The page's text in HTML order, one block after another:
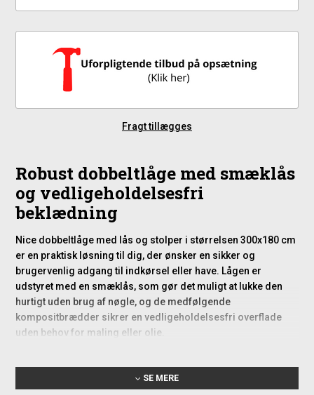
Fragt tillægges
Robust dobbeltlåge med smæklås
og vedligeholdelsesfri
beklædning
Nice dobbeltlåge med lås og stolper i størrelsen 300x180 cm
er en praktisk løsning til dig, der ønsker en sikker og
brugervenlig adgang til indkørsel eller have. Lågen er
udstyret med en smæklås, som gør det muligt at lukke den
hurtigt uden brug af nøgle, og de medfølgende
kompositbrædder sikrer en vedligeholdelsesfri overflade
uden behov for maling eller olie.
Specifikationer SE MERE